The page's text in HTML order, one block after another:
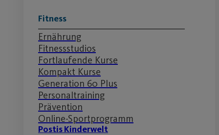
Fitness
Ernährung
Fitnessstudios
Fortlaufende Kurse
Kompakt Kurse
Generation 60 Plus
Personaltraining
Prävention
Online-Sportprogramm
Postis Kinderwelt